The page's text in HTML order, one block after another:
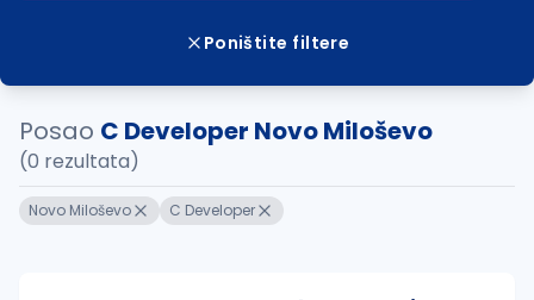
Poništite filtere
Posao C Developer Novo Miloševo
(0 rezultata)
Novo Miloševo C Developer